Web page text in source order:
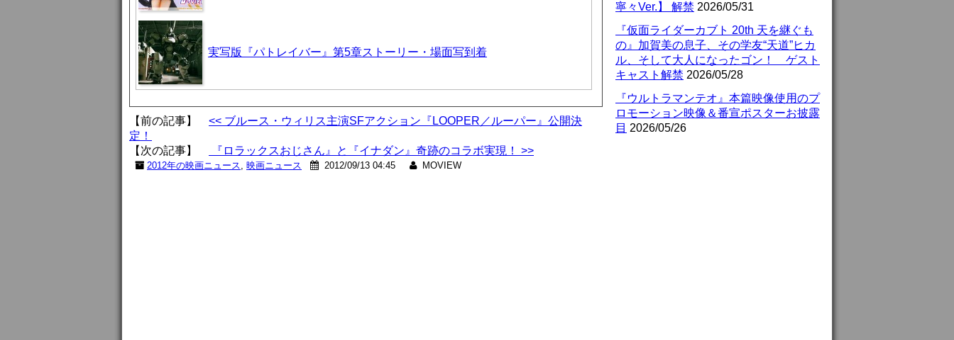
実写版『パトレイバー』第5章ストーリー・場面写到着
【前の記事】 << ブルース・ウィリス主演SFアクション『LOOPER／ルーパー』公開決
定！
【次の記事】
『ロラックスおじさん』と『イナダン』奇跡のコラボ実現！ >>
2012年の映画ニュース, 映画ニュース 2012/09/13 04:45 MOVIEW
寧々Ver.】 解禁 2026/05/31
『仮面ライダーカブト 20th 天を継ぐも
の』加賀美の息子、その学友“天道”ヒカ
ル、そして大人になったゴン！ ゲスト
キャスト解禁 2026/05/28
『ウルトラマンテオ』本篇映像使用のプ
ロモーション映像＆番宣ポスターお披露
目 2026/05/26